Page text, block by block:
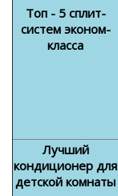
Топ - 5 сплит-
систем эконом-
класса
Лучший
кондиционер для
детской комнаты